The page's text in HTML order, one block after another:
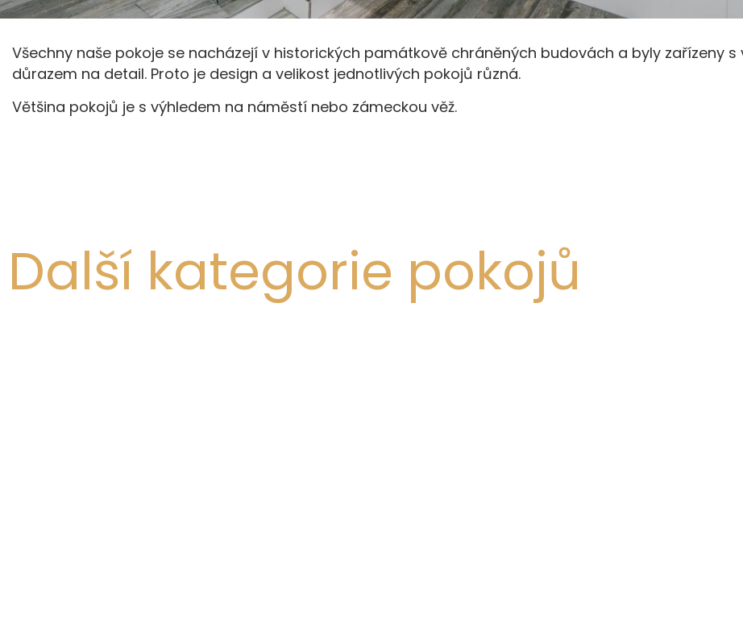
Všechny naše pokoje se nacházejí v historických památkově chráněných budovách a byly zařízeny s
důrazem na detail. Proto je design a velikost jednotlivých pokojů různá.
Většina pokojů je s výhledem na náměstí nebo zámeckou věž.
Další kategorie pokojů